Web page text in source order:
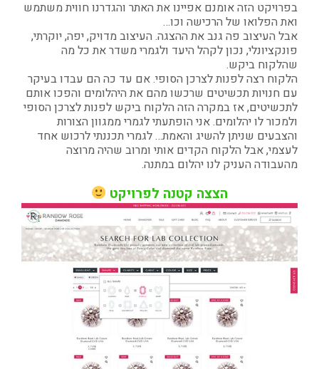
בפרויקט הזה אומנם אפיינו את האתר והגדרנו חווית משתמש
ואת הפלואו של הרכישה וכו…
אבל העיצוב פה גנב את ההצגה. העיצוב מדויק, יפה, יוקרתי,
פונקציונלי, נכון לקהל היעד ולגמרי משדר את כל מה
שהלקוח ביקש.
הלקוח רצה לפנות לצרכן הסופי. אם עד כה הם עבדו בעיקר
עם חנויות תכשיטים שרכשו מהם את היהלומים והפכו אותם
לתכשיטים, אז במקרה הזה הלקוח ביקש לפנות לצרכן הסופי
ולמכור לו יהלומים. אני הופתעתי לגמרי ממגוון הצורות
והצבעים שניתן להשיג והאמת… לגמרי תכננתי לרכוש אחד
לעצמי, אבל הלקוח הקדים אותי ומרוב שהיה מרוצה
מהעבודה העניק לנו יהלום במתנה.
הצצה קטנה לפרויקט